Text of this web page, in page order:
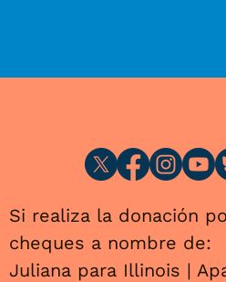
Si realiza la donación
cheques a nombre de:
Juliana para Illinois |